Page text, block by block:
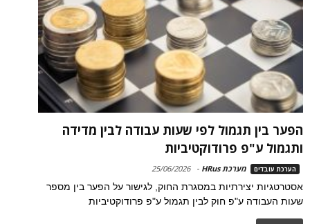
הפער בין תגמול לפי שעות עבודה לבין מדידה
ותגמול ע"פ פרודוקטיביות
הערכת עובדים מערכת HRus -
25/06/2026
אסטרטגיות יצירתיות במסגרת החוק, לגישור על הפער בין מספר
שעות העבודה ע"פ חוק לבין תגמול ע"פ פרודוקטיביות